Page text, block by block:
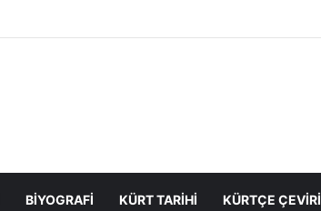
BIYOGRAFI KÜRT TARIHI KÜRTÇE ÇEVIRI